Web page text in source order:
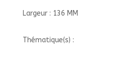
Largeur : 136 MM
Thématique(s) :